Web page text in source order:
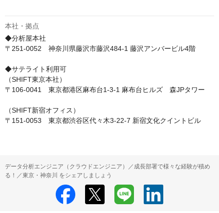
本社・拠点
◆分析屋本社
〒251-0052　神奈川県藤沢市藤沢484-1 藤沢アンバービル4階
◆サテライト利用可
（SHIFT東京本社）
〒106-0041　東京都港区麻布台1-3-1 麻布台ヒルズ　森JPタワー
（SHIFT新宿オフィス）
〒151-0053　東京都渋谷区代々木3-22-7 新宿文化クイントビル
データ分析エンジニア（クラウドエンジニア）／成長部署で様々な経験が積め
る！／東京・神奈川 をシェアしましょう